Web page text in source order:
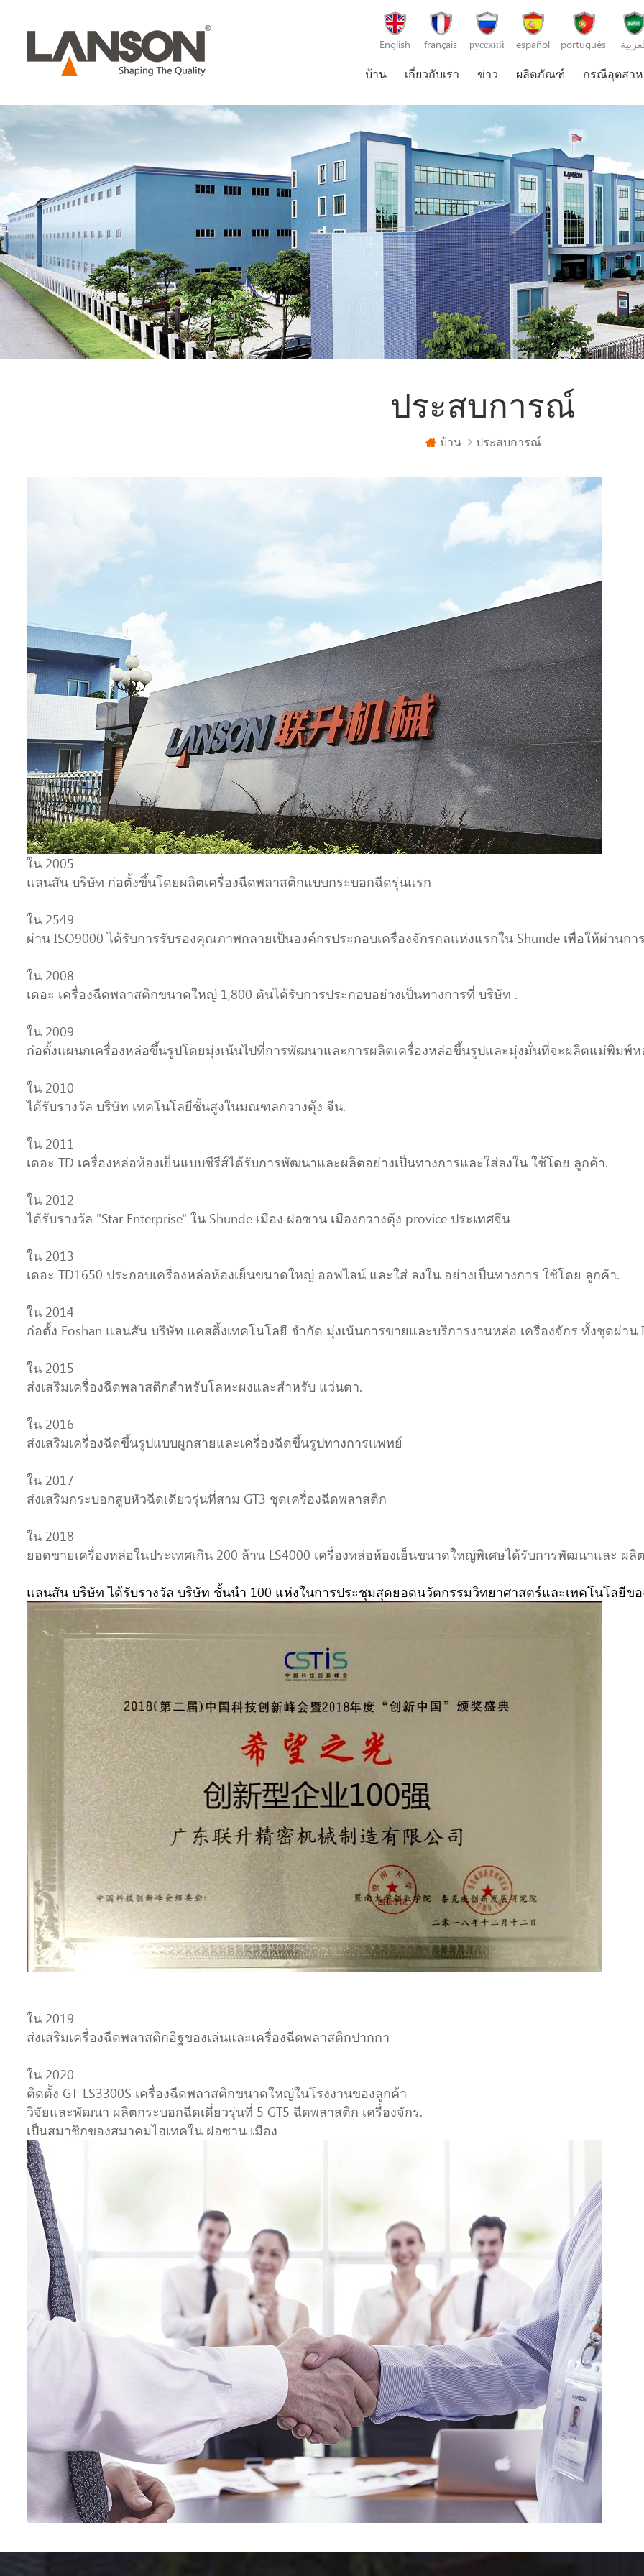
English français русский español português
บ้าน เกี่ยวกับเรา ข่าว ผลิตภัณฑ์ กรณีอุตสา
ประสบการณ์
บ้าน ประสบการณ์
ใน 2005
แลนสัน บริษัท ก่อตั้งขึ้นโดยผลิตเครื่องฉีดพลาสติกแบบกระบอกฉีดรุ่นแรก
ใน 2549
ผ่าน ISO9000 ได้รับการรับรองคุณภาพกลายเป็นองค์กรประกอบเครื่องจักรกลแห่งแรกใน Shunde เพื่อให้ผ่านกา
ใน 2008
เดอะ เครื่องฉีดพลาสติกขนาดใหญ่ 1,800 ตันได้รับการประกอบอย่างเป็นทางการที่ บริษัท .
ใน 2009
ก่อตั้งแผนกเครื่องหล่อขึ้นรูปโดยมุ่งเน้นไปที่การพัฒนาและการผลิตเครื่องหล่อขึ้นรูปและมุ่งมั่นที่จะผลิตแม่พิมพ์ห
ใน 2010
ได้รับรางวัล บริษัท เทคโนโลยีชั้นสูงในมณฑลกวางตุ้ง จีน.
ใน 2011
เดอะ TD เครื่องหล่อห้องเย็นแบบซีรีส์ได้รับการพัฒนาและผลิตอย่างเป็นทางการและใส่ลงใน ใช้โดย ลูกค้า.
ใน 2012
ได้รับรางวัล "Star Enterprise" ใน Shunde เมือง ฝอซาน เมืองกวางตุ้ง provice ประเทศจีน
ใน 2013
เดอะ TD1650 ประกอบเครื่องหล่อห้องเย็นขนาดใหญ่ ออฟไลน์ และใส่ ลงใน อย่างเป็นทางการ ใช้โดย ลูกค้า.
ใน 2014
ก่อตั้ง Foshan แลนสัน บริษัท แคสติ้งเทคโนโลยี จำกัด มุ่งเน้นการขายและบริการงานหล่อ เครื่องจักร ทั้งชุดผ่าน
ใน 2015
ส่งเสริมเครื่องฉีดพลาสติกสำหรับโลหะผงและสำหรับ แว่นตา.
ใน 2016
ส่งเสริมเครื่องฉีดขึ้นรูปแบบผูกสายและเครื่องฉีดขึ้นรูปทางการแพทย์
ใน 2017
ส่งเสริมกระบอกสูบหัวฉีดเดี่ยวรุ่นที่สาม GT3 ชุดเครื่องฉีดพลาสติก
ใน 2018
ยอดขายเครื่องหล่อในประเทศเกิน 200 ล้าน LS4000 เครื่องหล่อห้องเย็นขนาดใหญ่พิเศษได้รับการพัฒนาและ ผลิ
แลนสัน บริษัท ได้รับรางวัล บริษัท ชั้นนำ 100 แห่งในการประชุมสุดยอดนวัตกรรมวิทยาศาสตร์และเทคโนโลยีข
ใน 2019
ส่งเสริมเครื่องฉีดพลาสติกอิฐของเล่นและเครื่องฉีดพลาสติกปากกา
ใน 2020
ติดตั้ง GT-LS3300S เครื่องฉีดพลาสติกขนาดใหญ่ในโรงงานของลูกค้า
วิจัยและพัฒนา ผลิตกระบอกฉีดเดี่ยวรุ่นที่ 5 GT5 ฉีดพลาสติก เครื่องจักร.
เป็นสมาชิกของสมาคมไฮเทคใน ฝอซาน เมือง